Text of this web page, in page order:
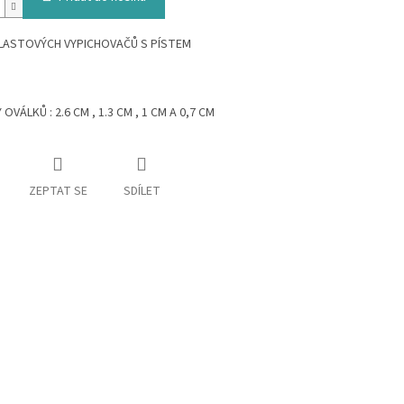
VYPICHOVAČŮ S PÍSTEM
OVÁLKŮ : 2.6 CM , 1.3 CM , 1 CM A 0,7 CM
ZEPTAT SE SDÍLET